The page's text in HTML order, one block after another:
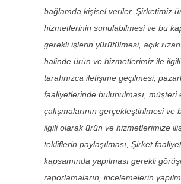
bağlamda kişisel veriler, Şirketimiz
hizmetlerinin sunulabilmesi ve bu
gerekli işlerin yürütülmesi, açık
halinde ürün ve hizmetlerimiz ile
tarafınızca iletişime geçilmesi,
faaliyetlerinde bulunulması, müşteri
çalışmalarının gerçekleştirilmesi ve
ilgili olarak ürün ve hizmetlerimize
tekliflerin paylaşılması, Şirket
kapsamında yapılması gerekli
raporlamaların, incelemelerin